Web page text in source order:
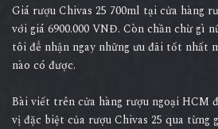
Giá rượu Chivas 25 700ml tại cửa hàng
với giá 6900.000 VNĐ. Còn chần chừ gì
tôi để nhận ngay những ưu đãi tốt nhất
nào có được.
Bài viết trên cửa hàng rượu ngoại HCM
vị đặc biệt của rượu Chivas 25 qua từng